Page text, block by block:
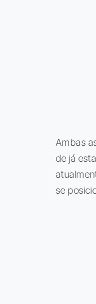
Ambas
de já
se